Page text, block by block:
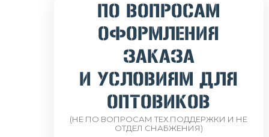
ПО ВОПРОСАМ
ОФОРМЛЕНИЯ
ЗАКАЗА
И УСЛОВИЯМ ДЛЯ
ОПТОВИКОВ
(НЕ ПО ВОПРОСАМ ТЕХ.ПОДДЕРЖКИ И НЕ
ОТДЕЛ СНАБЖЕНИЯ)